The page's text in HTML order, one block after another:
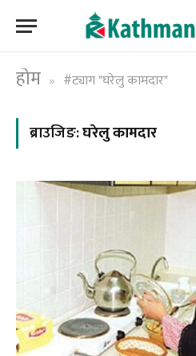
होम » #ट्याग "घरेलु कामदार"
ब्राउजिङ:घरेलु कामदार